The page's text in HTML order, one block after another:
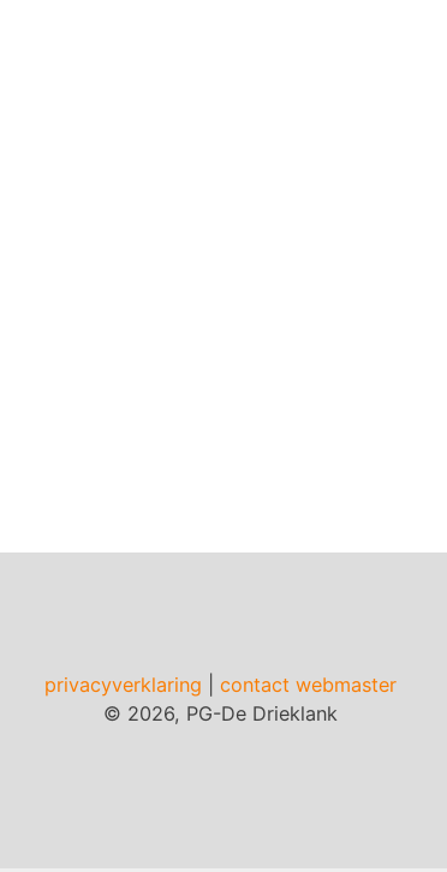
privacyverklaring |contact webmaster
© 2026, PG-De Drieklank